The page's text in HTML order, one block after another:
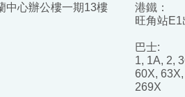
中心辦公樓一期13樓
港鐵：
旺角站E1
巴士:
1, 1A, 2,
60X,
269X